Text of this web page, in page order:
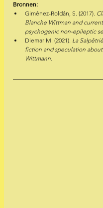
Bronnen:
Giménez-Roldán, S. (2017).
Blanche Wittman and
psychogenic non-epileptic
Diemar M. (2021). La
fiction and speculation
Wittmann.